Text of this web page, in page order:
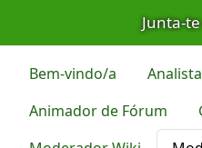
Junta-
Bem-vindo/a
Animador de Fórum